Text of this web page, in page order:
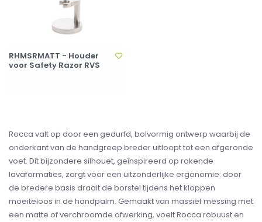
RHMSRMATT - Houder
voor Safety Razor RVS
Rocca valt op door een gedurfd, bolvormig ontwerp waarbij de
onderkant van de handgreep breder uitloopt tot een afgeronde
voet. Dit bijzondere silhouet, geïnspireerd op rokende
lavaformaties, zorgt voor een uitzonderlijke ergonomie: door
de bredere basis draait de borstel tijdens het kloppen
moeiteloos in de handpalm. Gemaakt van massief messing met
een matte of verchroomde afwerking, voelt Rocca robuust en